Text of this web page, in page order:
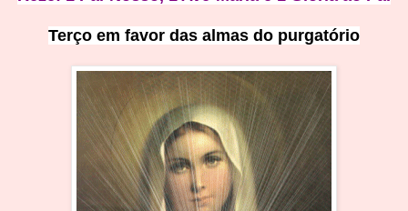
Terço em favor das almas do purgatório